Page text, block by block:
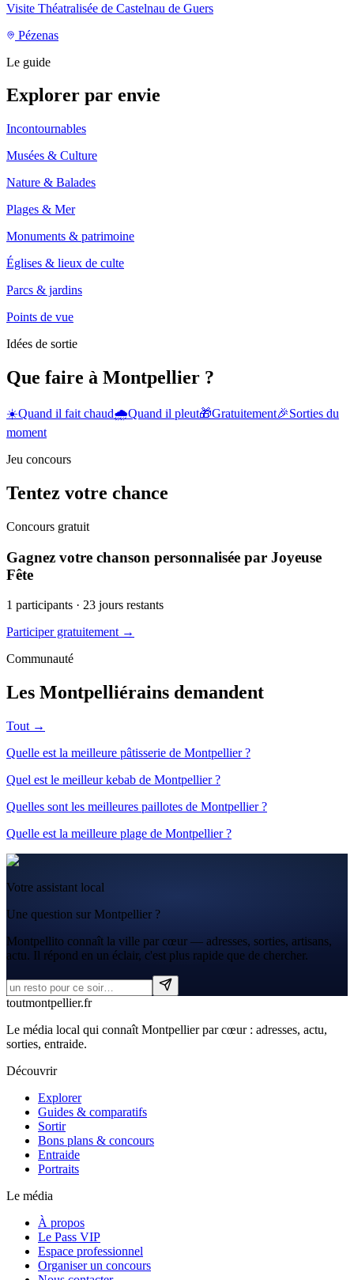
Visite Théatralisée de Castelnau de Guers
Pézenas
Le guide
Explorer par envie
Incontournables
Musées & Culture
Nature & Balades
Plages & Mer
Monuments & patrimoine
Églises & lieux de culte
Parcs & jardins
Points de vue
Idées de sortie
Que faire à Montpellier ?
☀️Quand il fait chaud🌧️Quand il pleut🎁Gratuitement🎉Sorties du
moment
Jeu concours
Tentez votre chance
Concours gratuit
Gagnez votre chanson personnalisée par Joyeuse
Fête
1 participants · 23 jours restants
Participer gratuitement →
Communauté
Les Montpelliérains demandent
Tout →
Quelle est la meilleure pâtisserie de Montpellier ?
Quel est le meilleur kebab de Montpellier ?
Quelles sont les meilleures paillotes de Montpellier ?
Quelle est la meilleure plage de Montpellier ?
Votre assistant local
Une question sur Montpellier ?
Montpellito connaît la ville par cœur — adresses, sorties, artisans,
actu. Il répond en un éclair, c'est plus rapide que de chercher.
toutmontpellier.fr
Le média local qui connaît Montpellier par cœur : adresses, actu,
sorties, entraide.
Découvrir
Explorer
Guides & comparatifs
Sortir
Bons plans & concours
Entraide
Portraits
Le média
À propos
Le Pass VIP
Espace professionnel
Organiser un concours